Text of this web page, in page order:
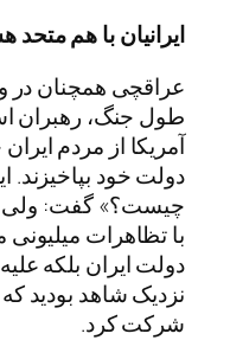
ایرانیان با هم متحد
عراقچی همچنان در
طول جنگ، رهبران
آمریکا از مردم
دولت خود بپاخیزند.
چیست؟» گفت: ولی
با تظاهرات میلیونی
دولت ایران بلکه
نزدیک شاهد بودید
شرکت کرد.